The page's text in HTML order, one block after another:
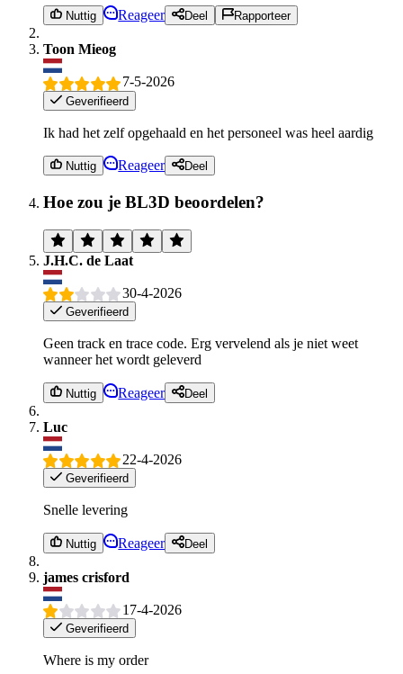
Nuttig Reageer Deel Rapporteer
Toon Mieog
7-5-2026
Geverifieerd
Ik had het zelf opgehaald en het personeel was heel aardig
Nuttig Reageer Deel
Hoe zou je BL3D beoordelen?
J.H.C. de Laat
30-4-2026
Geverifieerd
Geen track en trace code. Erg vervelend als je niet weet
wanneer het wordt geleverd
Nuttig Reageer Deel
Luc
22-4-2026
Geverifieerd
Snelle levering
Nuttig Reageer Deel
james crisford
17-4-2026
Geverifieerd
Where is my order